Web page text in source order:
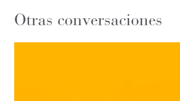
Otras conversaciones